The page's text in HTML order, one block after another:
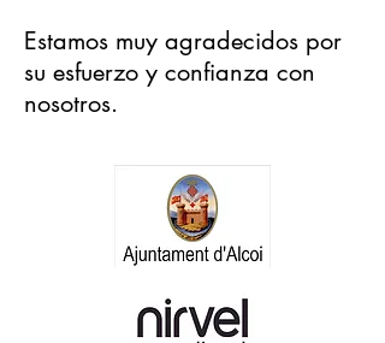
Estamos muy agradecidos por
su esfuerzo y confianza con
nosotros.